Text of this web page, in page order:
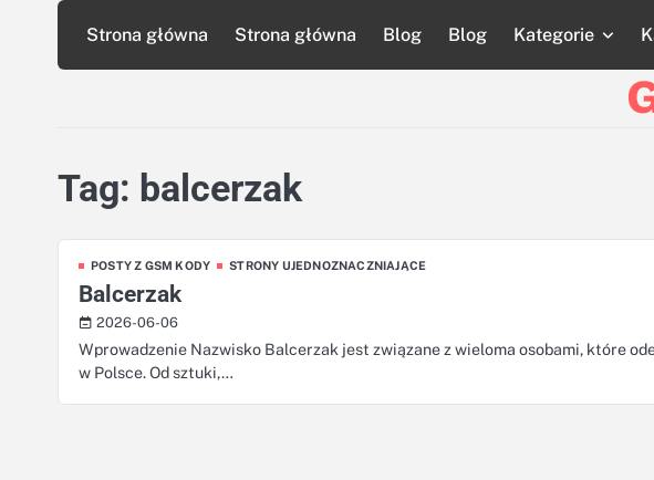
content
Strona główna Strona główna Blog Blog Kategorie
Tag: balcerzak
POSTY Z GSM KODY STRONY UJEDNOZNACZNIAJĄCE
Balcerzak
2026-06-06
Wprowadzenie Nazwisko Balcerzak jest związane z wieloma osobami, które
w Polsce. Od sztuki,…